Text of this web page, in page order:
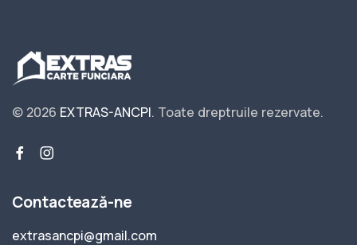
© 2026 EXTRAS-ANCPI. Toate dreptruile rezervate.
Contactează-ne
extrasancpi@gmail.com